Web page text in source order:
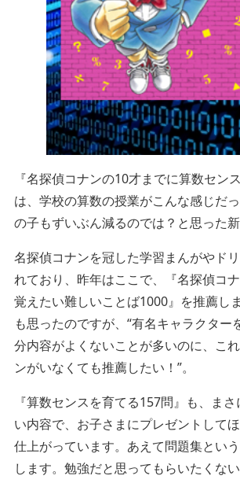
『名探偵コナンの10才までに算数セン
は、学校の算数の授業がこんな感じだ
の子もずいぶん減るのでは？と思った新
名探偵コナンを冠した学習まんがやド
れており、昨年はここで、『名探偵コ
覚えたい難しいことば1000』を推薦し
も思ったのですが、“有名キャラクター
分内容がよくないことが多いのに、こ
ンがいなくても推薦したい！”。
『算数センスを育てる157問』も、ま
い内容で、お子さまにプレゼントして
仕上がっています。あえて問題集とい
します。勉強だと思ってもらいたくない